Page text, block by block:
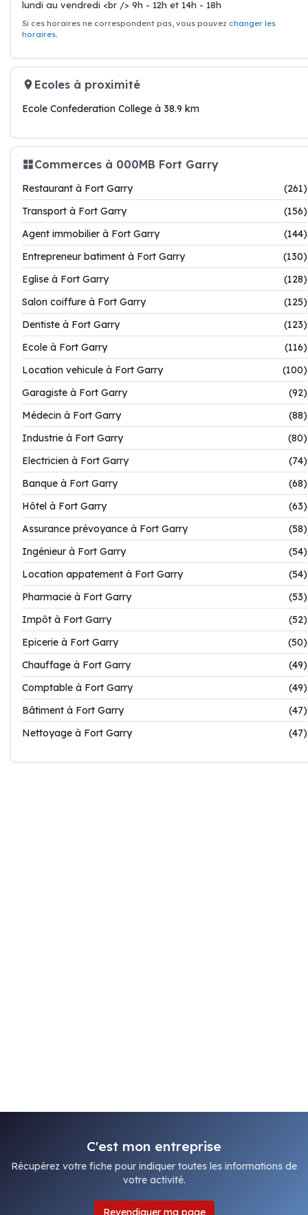
lundi au vendredi <br /> 9h - 12h et 14h - 18h
Si ces horaires ne correspondent pas, vous pouvez changer les
horaires.
Ecoles à proximité
Ecole Confederation College à 38.9 km
Commerces à 000MB Fort Garry
Restaurant à Fort Garry
(261)
Transport à Fort Garry
(156)
Agent immobilier à Fort Garry
(144)
Entrepreneur batiment à Fort Garry
(130)
Eglise à Fort Garry
(128)
Salon coiffure à Fort Garry
(125)
Dentiste à Fort Garry
(123)
Ecole à Fort Garry
(116)
Location vehicule à Fort Garry
(100)
Garagiste à Fort Garry
(92)
Médecin à Fort Garry
(88)
Industrie à Fort Garry
(80)
Electricien à Fort Garry
(74)
Banque à Fort Garry
(68)
Hôtel à Fort Garry
(63)
Assurance prévoyance à Fort Garry
(58)
Ingénieur à Fort Garry
(54)
Location appatement à Fort Garry
(54)
Pharmacie à Fort Garry
(53)
Impôt à Fort Garry
(52)
Epicerie à Fort Garry
(50)
Chauffage à Fort Garry
(49)
Comptable à Fort Garry
(49)
Bâtiment à Fort Garry
(47)
Nettoyage à Fort Garry
(47)
C'est mon entreprise
Récupérez votre fiche pour indiquer toutes les informations de
votre activité.
Revendiquer ma page